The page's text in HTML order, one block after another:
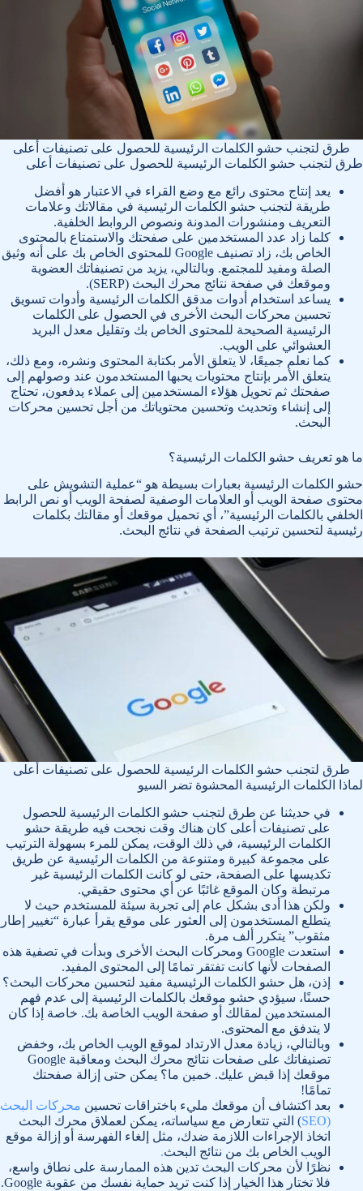
طرق لتجنب حشو الكلمات الرئيسية للحصول على تصنيفات أعلى
طرق لتجنب حشو الكلمات الرئيسية للحصول على تصنيفات أعلى
يعد إنتاج محتوى رائع مع وضع القراء في الاعتبار هو أفضل
طريقة لتجنب حشو الكلمات الرئيسية في مقالاتك وعلامات
التعريف ومنشورات المدونة ونصوص الروابط الخلفية.
كلما زاد عدد المستخدمين على صفحتك والاستمتاع بالمحتوى
الخاص بك، زاد تصنيف Google للمحتوى الخاص بك على أنه وثيق
الصلة ومفيد للمجتمع. وبالتالي، يزيد من تصنيفاتك العضوية
وموقعك في صفحة نتائج محرك البحث (SERP).
يساعد استخدام أدوات مدقق الكلمات الرئيسية وأدوات تسويق
تحسين محركات البحث الأخرى في الحصول على الكلمات
الرئيسية الصحيحة للمحتوى الخاص بك وتقليل معدل البريد
العشوائي على الويب.
كما نعلم جميعًا، لا يتعلق الأمر بكتابة المحتوى ونشره، ومع ذلك،
يتعلق الأمر بإنتاج محتويات يحبها المستخدمون عند وصولهم إلى
صفحتك ثم تحويل هؤلاء المستخدمين إلى عملاء يدفعون، تحتاج
إلى إنشاء وتحديث وتحسين محتوياتك من أجل تحسين محركات
البحث.
ما هو تعريف حشو الكلمات الرئيسية؟
حشو الكلمات الرئيسية بعبارات بسيطة هو “عملية التشويش على
محتوى صفحة الويب أو العلامات الوصفية لصفحة الويب أو نص الرابط
الخلفي بالكلمات الرئيسية”، أي تحميل موقعك أو مقالتك بكلمات
رئيسية لتحسين ترتيب الصفحة في نتائج البحث.
طرق لتجنب حشو الكلمات الرئيسية للحصول على تصنيفات أعلى
لماذا الكلمات الرئيسية المحشوة تضر السيو
في حديثنا عن طرق لتجنب حشو الكلمات الرئيسية للحصول
على تصنيفات أعلى كان هناك وقت نجحت فيه طريقة حشو
الكلمات الرئيسية، في ذلك الوقت، يمكن للمرء بسهولة الترتيب
على مجموعة كبيرة ومتنوعة من الكلمات الرئيسية عن طريق
تكديسها على الصفحة، حتى لو كانت الكلمات الرئيسية غير
مرتبطة وكان الموقع غائبًا عن أي محتوى حقيقي.
ولكن هذا أدى بشكل عام إلى تجربة سيئة للمستخدم حيث لا
يتطلع المستخدمون إلى العثور على موقع يقرأ عبارة “تغيير إطار
مثقوب” يتكرر ألف مرة.
استعدت Google ومحركات البحث الأخرى وبدأت في تصفية هذه
الصفحات لأنها كانت تفتقر تمامًا إلى المحتوى المفيد.
إذن، هل حشو الكلمات الرئيسية مفيد لتحسين محركات البحث؟
حسنًا، سيؤدي حشو موقعك بالكلمات الرئيسية إلى عدم فهم
المستخدمين لمقالك أو صفحة الويب الخاصة بك. خاصة إذا كان
لا يتدفق مع المحتوى.
وبالتالي، زيادة معدل الارتداد لموقع الويب الخاص بك، وخفض
تصنيفاتك على صفحات نتائج محرك البحث ومعاقبة Google
موقعك إذا قبض عليك. خمين ما؟ يمكن حتى إزالة صفحتك
تمامًا!
بعد اكتشاف أن موقعك مليء باختراقات تحسين محركات البحث
(SEO
) التي تتعارض مع سياساته، يمكن لعملاق محرك البحث
اتخاذ الإجراءات اللازمة ضدك، مثل إلغاء الفهرسة أو إزالة موقع
الويب الخاص بك من نتائج البحث.
نظرًا لأن محركات البحث تدين هذه الممارسة على نطاق واسع،
فلا تختار هذا الخيار إذا كنت تريد حماية نفسك من عقوبة Google.